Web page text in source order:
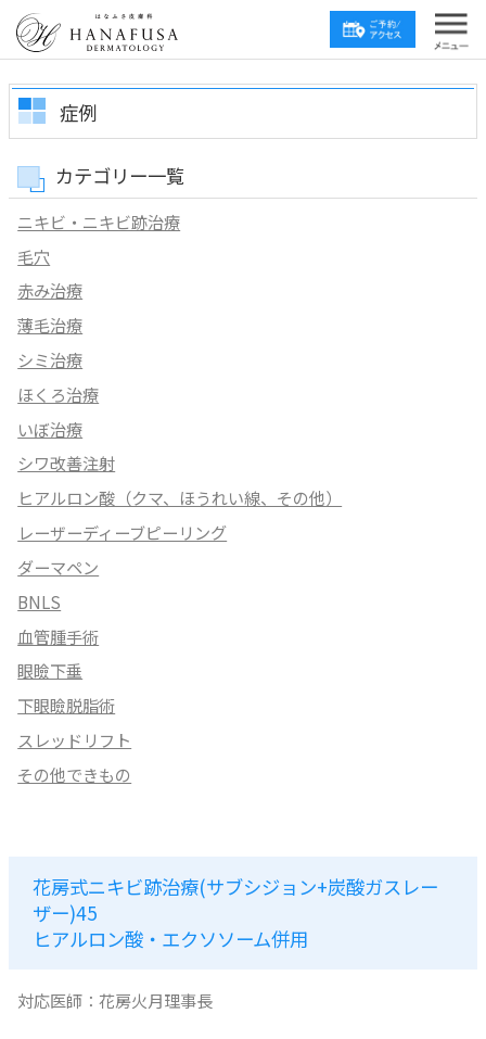
症例
カテゴリー一覧
ニキビ・ニキビ跡治療
毛穴
赤み治療
薄毛治療
シミ治療
ほくろ治療
いぼ治療
シワ改善注射
ヒアルロン酸（クマ、ほうれい線、その他）
レーザーディーブピーリング
ダーマペン
BNLS
血管腫手術
眼瞼下垂
下眼瞼脱脂術
スレッドリフト
その他できもの
花房式ニキビ跡治療(サブシジョン+炭酸ガスレー
ザー)45
ヒアルロン酸・エクソソーム併用
対応医師：花房火月理事長